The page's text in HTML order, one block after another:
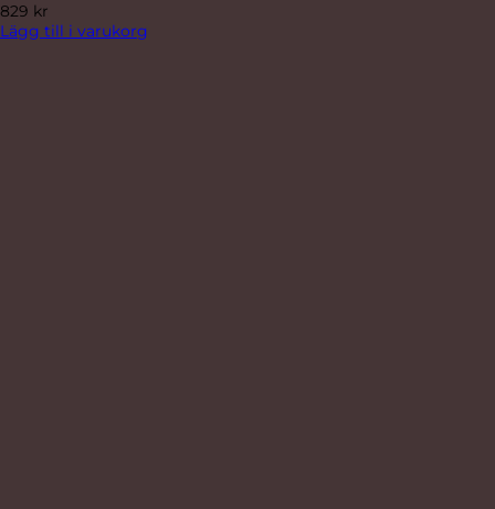
829 kr
Lägg till i varukorg